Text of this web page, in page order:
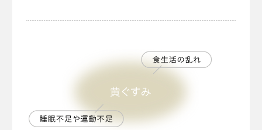
ゴールドトマトエキス
植物が持つフィトケミカルである
カロテノイドを豊富に含むといわれる特別なトマ
健やかな肌色に見せる効果があります